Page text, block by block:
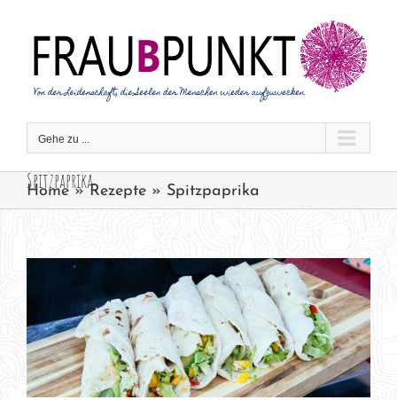
springen
Gehe zu ...
Spitzpaprika
Home»Rezepte » Spitzpaprika